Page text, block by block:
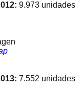
9.973 unidades
7.552 unidades